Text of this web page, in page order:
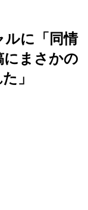
ルに「同情
まさかの
」